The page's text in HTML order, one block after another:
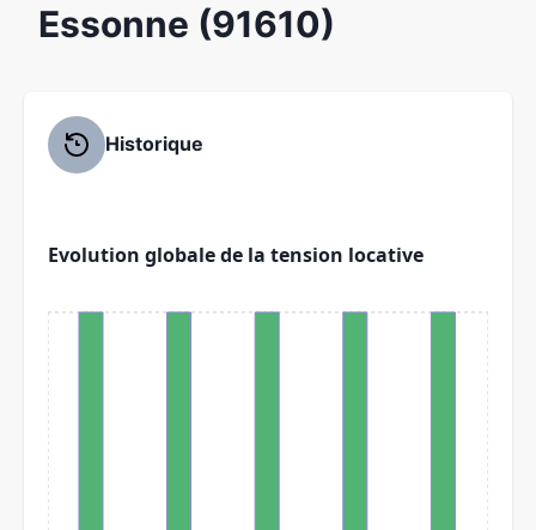
Essonne (91610)
Historique
Evolution globale de la tension locative